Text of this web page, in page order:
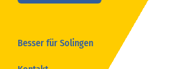
Besser für Solingen